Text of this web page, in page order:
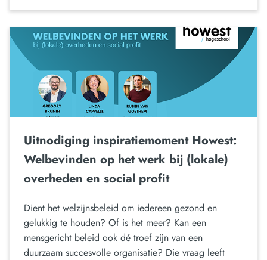
Uitnodiging inspiratiemoment Howest:
Welbevinden op het werk bij (lokale)
overheden en social profit
Dient het welzijnsbeleid om iedereen gezond en
gelukkig te houden? Of is het meer? Kan een
mensgericht beleid ook dé troef zijn van een
duurzaam succesvolle organisatie? Die vraag leeft